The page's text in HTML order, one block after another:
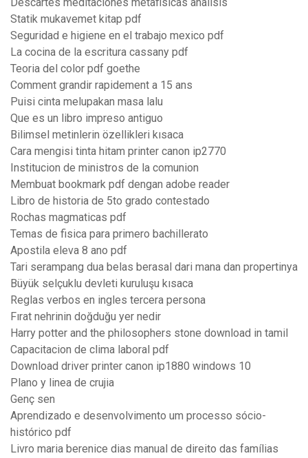
Descartes meditaciones metafisicas analisis
Statik mukavemet kitap pdf
Seguridad e higiene en el trabajo mexico pdf
La cocina de la escritura cassany pdf
Teoria del color pdf goethe
Comment grandir rapidement a 15 ans
Puisi cinta melupakan masa lalu
Que es un libro impreso antiguo
Bilimsel metinlerin özellikleri kısaca
Cara mengisi tinta hitam printer canon ip2770
Institucion de ministros de la comunion
Membuat bookmark pdf dengan adobe reader
Libro de historia de 5to grado contestado
Rochas magmaticas pdf
Temas de fisica para primero bachillerato
Apostila eleva 8 ano pdf
Tari serampang dua belas berasal dari mana dan propertinya
Büyük selçuklu devleti kuruluşu kısaca
Reglas verbos en ingles tercera persona
Fırat nehrinin doğduğu yer nedir
Harry potter and the philosophers stone download in tamil
Capacitacion de clima laboral pdf
Download driver printer canon ip1880 windows 10
Plano y linea de crujia
Genç sen
Aprendizado e desenvolvimento um processo sócio-
histórico pdf
Livro maria berenice dias manual de direito das famílias